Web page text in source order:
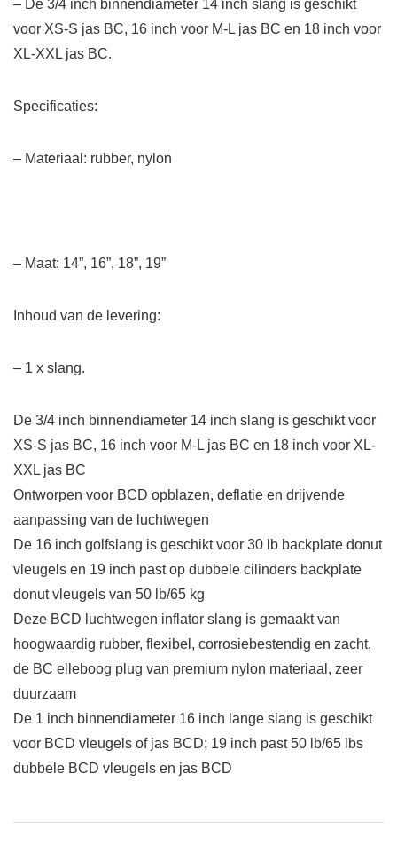
– De 3/4 inch binnendiameter 14 inch slang is geschikt
voor XS-S jas BC, 16 inch voor M-L jas BC en 18 inch voor
XL-XXL jas BC.
Specificaties:
– Materiaal: rubber, nylon
– Maat: 14”, 16”, 18”, 19”
Inhoud van de levering:
– 1 x slang.
De 3/4 inch binnendiameter 14 inch slang is geschikt voor
XS-S jas BC, 16 inch voor M-L jas BC en 18 inch voor XL-
XXL jas BC
Ontworpen voor BCD opblazen, deflatie en drijvende
aanpassing van de luchtwegen
De 16 inch golfslang is geschikt voor 30 lb backplate donut
vleugels en 19 inch past op dubbele cilinders backplate
donut vleugels van 50 lb/65 kg
Deze BCD luchtwegen inflator slang is gemaakt van
hoogwaardig rubber, flexibel, corrosiebestendig en zacht,
de BC elleboog plug van premium nylon materiaal, zeer
duurzaam
De 1 inch binnendiameter 16 inch lange slang is geschikt
voor BCD vleugels of jas BCD; 19 inch past 50 lb/65 lbs
dubbele BCD vleugels en jas BCD